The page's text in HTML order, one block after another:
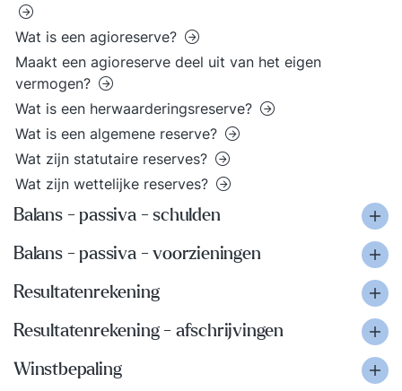
Wat is een agioreserve?
Maakt een agioreserve deel uit van het eigen
vermogen?
Wat is een herwaarderingsreserve?
Wat is een algemene reserve?
Wat zijn statutaire reserves?
Wat zijn wettelijke reserves?
Balans - passiva - schulden
Balans - passiva - voorzieningen
Resultatenrekening
Resultatenrekening - afschrijvingen
Winstbepaling